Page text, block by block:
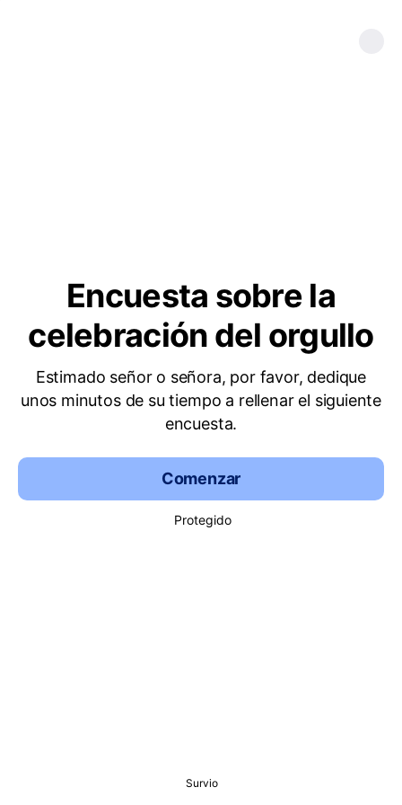
Encuesta sobre la
celebración del orgullo
Estimado señor o señora, por favor, dedique
unos minutos de su tiempo a rellenar el siguiente
encuesta.
Comenzar
Protegido
Survio